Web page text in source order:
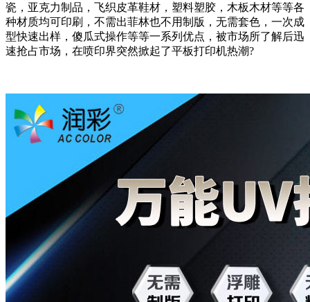
瓷，亚克力制品，飞织皮革鞋材，塑料塑胶，木板木材等等各
种材质均可印刷，不需出菲林也不用制版，无需套色，一次成
型快速出样，傻瓜式操作等等一系列优点，被市场所了解后迅
速抢占市场，在喷印界突然掀起了平板打印机热潮?